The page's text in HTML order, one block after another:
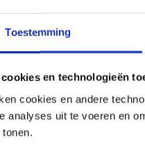
Toestemming
en technologieën
cookies en andere
analyses uit te voeren en
tonen.
& Duurzaamheid collega
La Paz, een stad die je blijft
Hier botsen tradities en
of moment, maar blijft je